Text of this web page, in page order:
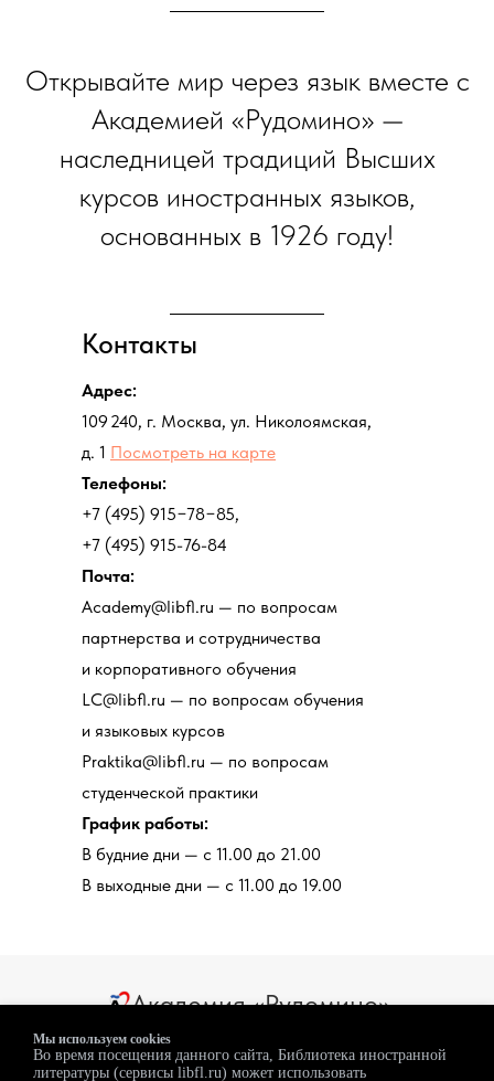
Открывайте мир через язык вместе с
Академией «Рудомино» —
наследницей традиций Высших
курсов иностранных языков,
основанных в 1926 году!
Контакты
Адрес:
109 240, г. Москва, ул. Николоямская,
д. 1 Посмотреть на карте
Телефоны:
+7 (495) 915−78−85,
+7 (495) 915-76-84
Почта:
Academy@libfl.ru — по вопросам
партнерства и сотрудничества
и корпоративного обучения
LC@libfl.ru — по вопросам обучения
и языковых курсов
Praktika@libfl.ru — по вопросам
студенческой практики
График работы:
В будние дни — с 11.00 до 21.00
В выходные дни — с 11.00 до 19.00
Академия «Рудомино»
Мы используем cookies
Во время посещения данного сайта, Библиотека иностранной
литературы (сервисы libfl.ru) может использовать